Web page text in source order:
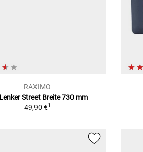
RAXIMO
Street Breite 730 mm
49,90 €1